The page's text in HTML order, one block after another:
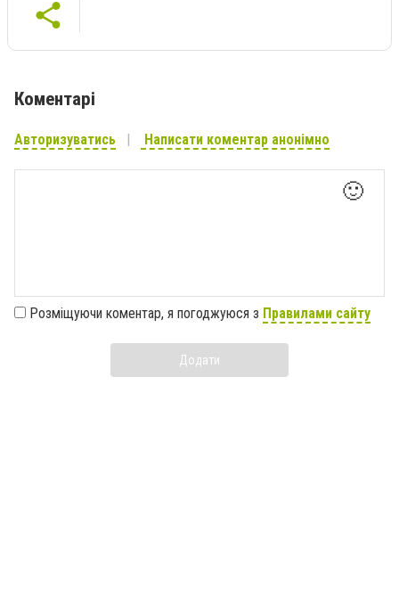
Коментарі
Авторизуватись Написати коментар анонімно
🙂
Розміщуючи коментар, я погоджуюся з Правилами сайту
Додати